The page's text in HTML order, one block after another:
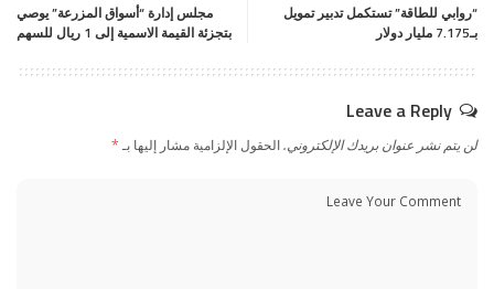
“روابي للطاقة” تستكمل تدبير تمويل
بـ7.175 مليار دولار
مجلس إدارة “أسواق المزرعة” يوصي
بتجزئة القيمة الاسمية إلى 1 ريال للسهم
Leave a Reply
لن يتم نشر عنوان بريدك الإلكتروني.الحقول الإلزامية مشار إليها بـ*